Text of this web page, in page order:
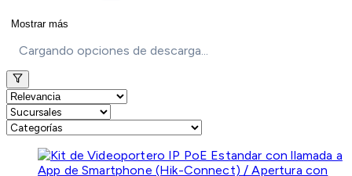
Mostrar más
Cargando opciones de descarga...